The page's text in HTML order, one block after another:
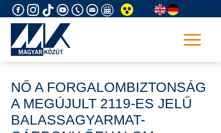
to
NŐ A FORGALOMBIZTONSÁG
A MEGÚJULT 2119-ES JELŰ
BALASSAGYARMAT-